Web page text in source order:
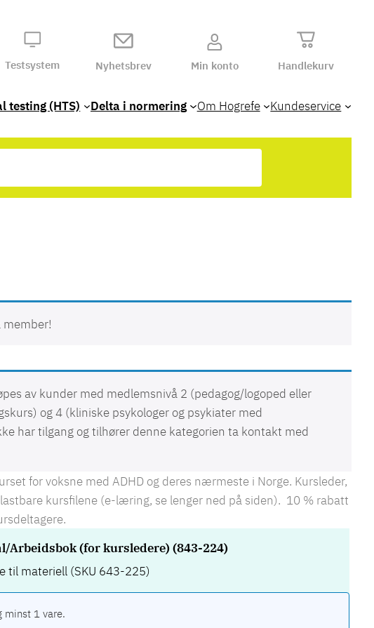
Testsystem Nyhetsbrev Min konto Handlekurv
testing (HTS) Delta i normering Om Hogrefe Kundeservice
member!
av kunder med medlemsnivå 2 (pedagog/logoped eller
og4 (kliniske psykologer og psykiater med
har tilgang og tilhører denne kategorien ta kontakt med
for voksne med ADHD og deres nærmeste i Norge. Kursleder,
kursfilene (e-læring, se lenger ned på siden). 10 % rabatt
Arbeidsbok (for kursledere) (843-224)
til materiell (SKU 643-225)
minst 1 vare.